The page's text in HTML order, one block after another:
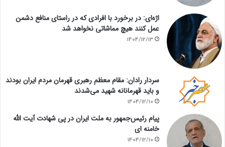
اژه‌ای: در برخورد با افرادی که در راستای منافع دشمن
عمل کنند هیچ مماشاتی نخواهد شد
1404/12/13
سردار رادان: مقام معظم رهبری قهرمان مردم ایران بودند
و باید قهرمانانه شهید می‌شدند
1404/12/10
پیام رئیس‌جمهور به ملت ایران در پی شهادت آیت الله
خامنه ای
1404/12/10